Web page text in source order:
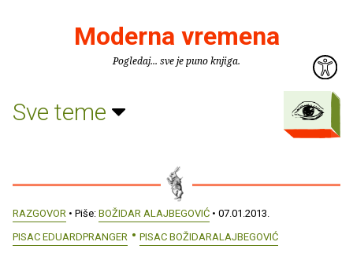
Moderna vremena
Pogledaj... sve je puno knjiga.
Sve teme
RAZGOVOR • Piše: BOŽIDAR ALAJBEGOVIĆ • 07.01.2013.
PISAC EDUARDPRANGER
PISAC BOŽIDARALAJBEGOVIĆ